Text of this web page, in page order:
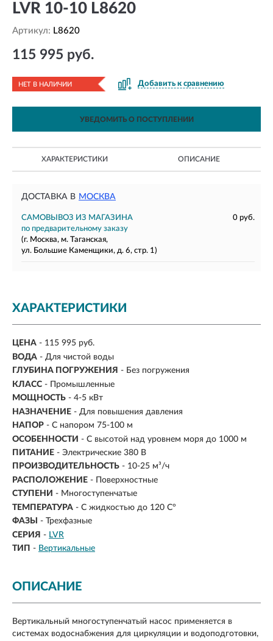
LVR 10-10 L8620
Артикул: L8620
115 995 руб.
НЕТ В НАЛИЧИИ Добавить к сравнению
УВЕДОМИТЬ О ПОСТУПЛЕНИИ
ХАРАКТЕРИСТИКИ ОПИСАНИЕ
ДОСТАВКА В МОСКВА
САМОВЫВОЗ ИЗ МАГАЗИНА
0 руб.
по предварительному заказу
(г. Москва, м. Таганская,
ул. Большие Каменщики, д. 6, стр. 1)
ХАРАКТЕРИСТИКИ
ЦЕНА - 115 995 руб.
ВОДА - Для чистой воды
ГЛУБИНА ПОГРУЖЕНИЯ - Без погружения
КЛАСС - Промышленные
МОЩНОСТЬ - 4-5 кВт
НАЗНАЧЕНИЕ - Для повышения давления
НАПОР - С напором 75-100 м
ОСОБЕННОСТИ - С высотой над уровнем моря до 1000 м
ПИТАНИЕ - Электрические 380 В
ПРОИЗВОДИТЕЛЬНОСТЬ - 10-25 м³/ч
РАСПОЛОЖЕНИЕ - Поверхностные
СТУПЕНИ - Многоступенчатые
ТЕМПЕРАТУРА - С жидкостью до 120 С°
ФАЗЫ
- Трехфазные
СЕРИЯ - LVR
ТИП - Вертикальные
ОПИСАНИЕ
Вертикальный многоступенчатый насос применяется в
системах водоснабжения для циркуляции и водоподготовки,